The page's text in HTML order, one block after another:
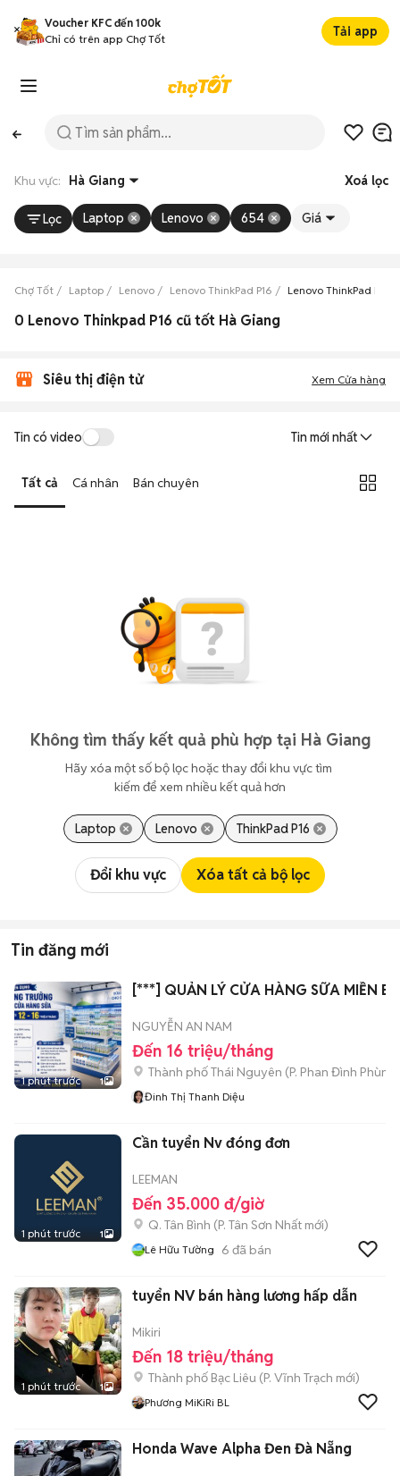
Voucher KFC đến 100k
Chỉ có trên app Chợ Tốt
Tải app
Khu vực: Hà Giang Xoá lọc
Lọc Laptop Lenovo 654 Giá
Chợ Tốt Laptop Lenovo Lenovo ThinkPad P16 Lenovo ThinkPad P16
0 Lenovo Thinkpad P16 cũ tốt Hà Giang
Siêu thị điện tử Xem Cửa hàng
Tin có video Tin mới nhất
Tất cả Cá nhân Bán chuyên
Không tìm thấy kết quả phù hợp tại Hà Giang
Hãy xóa một số bộ lọc hoặc thay đổi khu vực tìm
kiếm để xem nhiều kết quả hơn
Laptop Lenovo ThinkPad P16
Đổi khu vực Xóa tất cả bộ lọc
Tin đăng mới
1 phút trước 1
[***] QUẢN LÝ CỬA HÀNG SỮA MIỀN
NGUYỄN AN NAM
Đến 16 triệu/tháng
Thành phố Thái Nguyên (P. Phan Đình Phùng
Đinh Thị Thanh Diệu
1 phút trước 1
Cần tuyển Nv đóng đơn
LEEMAN
Đến 35.000 đ/giờ
Q. Tân Bình (P. Tân Sơn Nhất mới)
Lê Hữu Tường 6 đã bán
1 phút trước 1
tuyển NV bán hàng lương hấp dẫn
Mikiri
Đến 18 triệu/tháng
Thành phố Bạc Liêu (P. Vĩnh Trạch mới)
Phương MiKiRi BL
Honda Wave Alpha Đen Đà Nẵng